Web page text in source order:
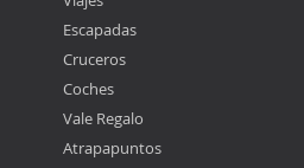
Escapadas
Cruceros
Coches
Vale Regalo
Atrapapuntos